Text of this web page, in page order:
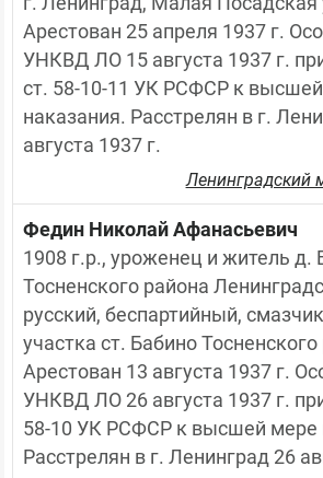
Арестован 25 апреля 1937 г.
УНКВД ЛО 15 августа 1937 г.
ст. 58-10-11 УК РСФСР к
наказания. Расстрелян в г.
августа 1937 г.
Ленинградский
Федин Николай Афанасьевич
1908 г.р., уроженец и житель д.
Тосненского района
русский, беспартийный,
участка ст. Бабино Тосненского
Арестован 13 августа 1937 г.
УНКВД ЛО 26 августа 1937 г.
58-10 УК РСФСР к высшей мере
Расстрелян в г. Ленинград 26